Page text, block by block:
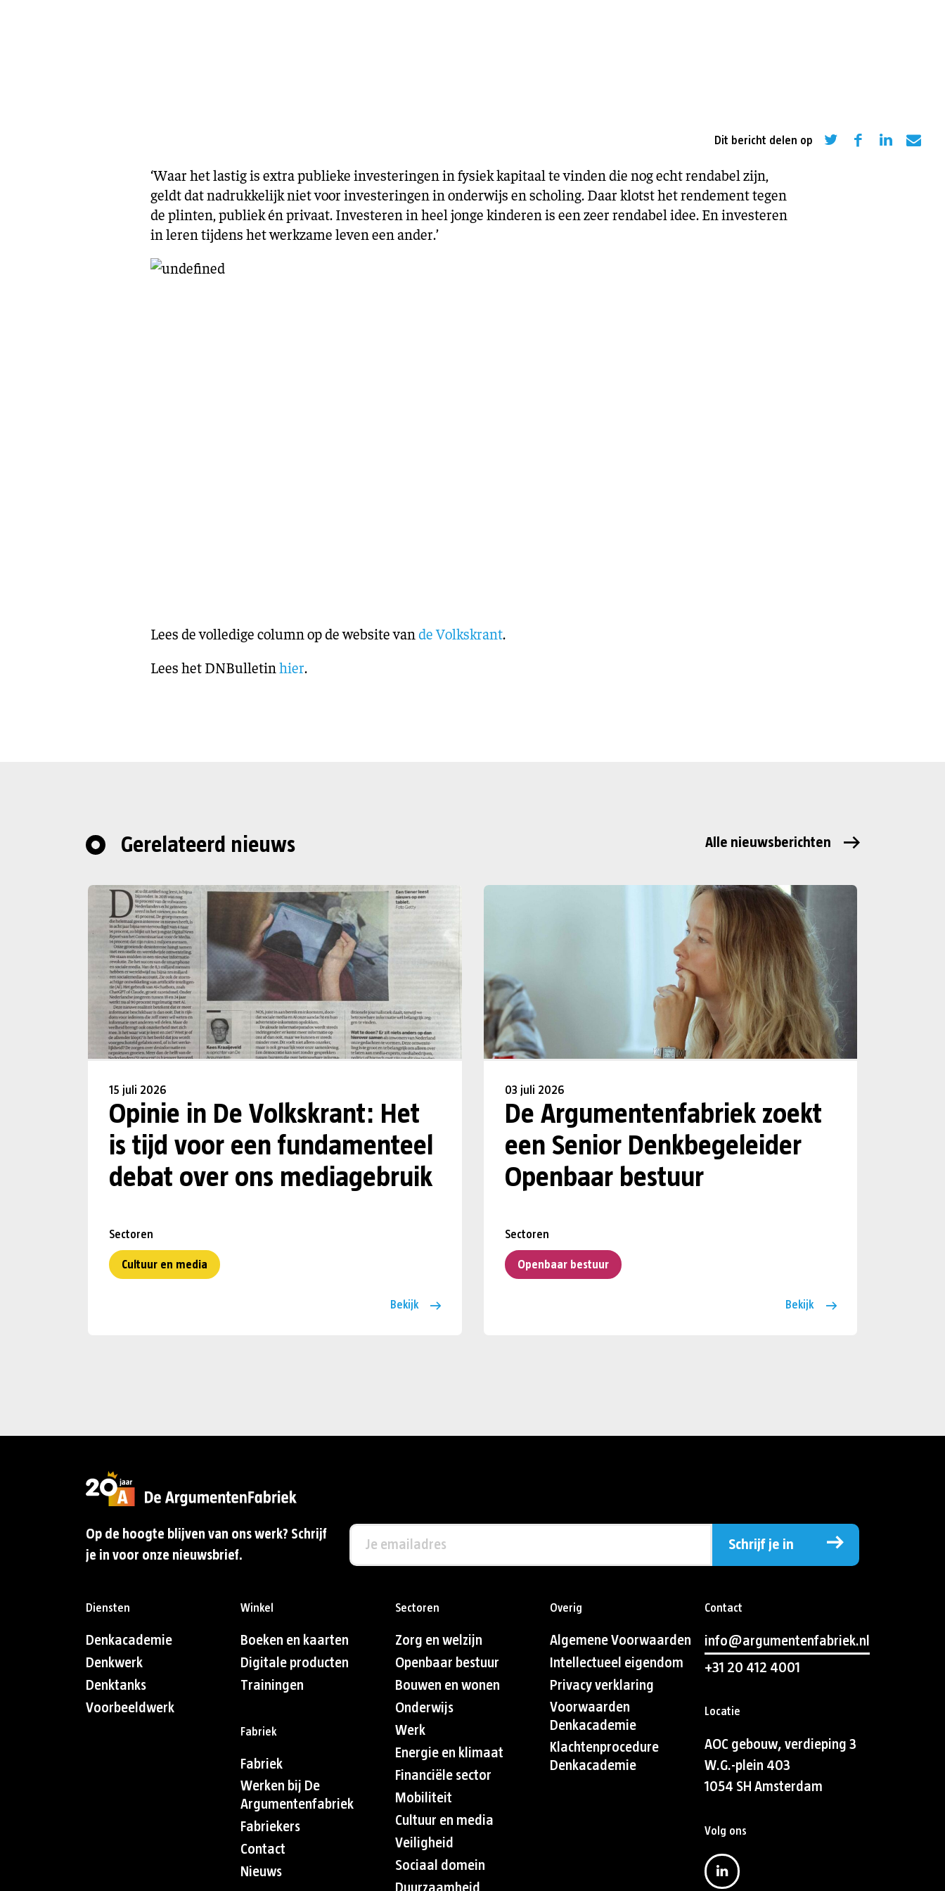
Dit bericht delen op
‘Waar het lastig is extra publieke investeringen in fysiek kapitaal te vinden die nog echt rendabel zijn,
geldt dat nadrukkelijk niet voor investeringen in onderwijs en scholing. Daar klotst het rendement tegen
de plinten, publiek én privaat. Investeren in heel jonge kinderen is een zeer rendabel idee. En investeren
in leren tijdens het werkzame leven een ander.’
Lees de volledige column op de website vande Volkskrant.
Lees het DNBulletinhier.
Gerelateerd nieuws Alle nieuwsberichten
15 juli 2026
Opinie in De Volkskrant: Het
is tijd voor een fundamenteel
debat over ons mediagebruik
Sectoren
Cultuur en media
Bekijk
03 juli 2026
De Argumentenfabriek zoekt
een Senior Denkbegeleider
Openbaar bestuur
Sectoren
Openbaar bestuur
Bekijk
Op de hoogte blijven van ons werk? Schrijf
je in voor onze nieuwsbrief.
Schrijf je in
Diensten
Denkacademie
Denkwerk
Denktanks
Voorbeeldwerk
Winkel
Boeken en kaarten
Digitale producten
Trainingen
Fabriek
Fabriek
Werken bij De
Argumentenfabriek
Fabriekers
Contact
Nieuws
Sectoren
Zorg en welzijn
Openbaar bestuur
Bouwen en wonen
Onderwijs
Werk
Energie en klimaat
Financiële sector
Mobiliteit
Cultuur en media
Veiligheid
Sociaal domein
Duurzaamheid
Overig
Algemene Voorwaarden
Intellectueel eigendom
Privacy verklaring
Voorwaarden
Denkacademie
Klachtenprocedure
Denkacademie
Contact
info@argumentenfabriek.nl
+31 20 412 4001
Locatie
AOC gebouw, verdieping 3
W.G.-plein 403
1054 SH Amsterdam
Volg ons